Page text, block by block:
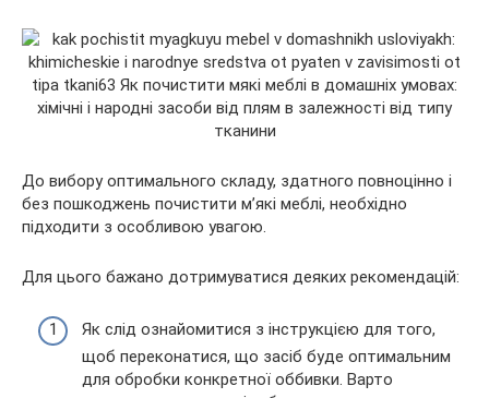
До вибору оптимального складу, здатного повноцінно і
без пошкоджень почистити м’які меблі, необхідно
підходити з особливою увагою.
Для цього бажано дотримуватися деяких рекомендацій:
Як слід ознайомитися з інструкцією для того,
щоб переконатися, що засіб буде оптимальним
для обробки конкретної оббивки. Варто